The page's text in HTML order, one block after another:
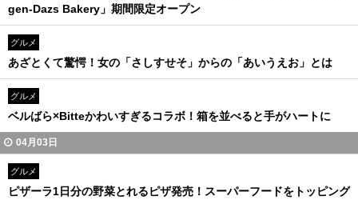
gen-Dazs Bakery」期間限定オープン
グルメ
あざとくて驚愕！女の「さしすせそ」からの「あいうえお」とは
グルメ
ベルばら×Bitteかわいすぎるコラボ！箱を並べると手がハートに
04月03日
グルメ
ピザーラ1日分の野菜とれるピザ発売！スーパーフードをトッピング